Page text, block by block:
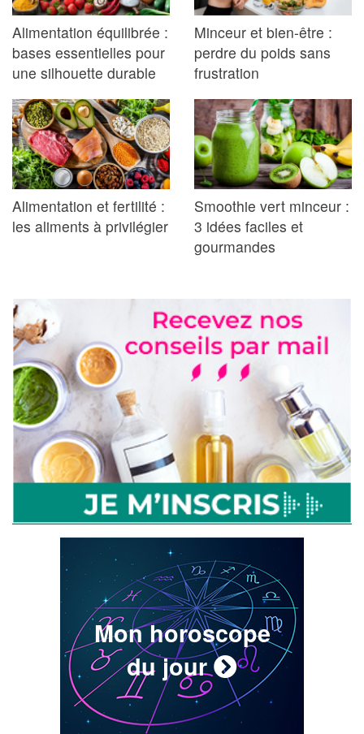
Alimentation équilibrée :
bases essentielles pour
une silhouette durable
Minceur et bien-être :
perdre du poids sans
frustration
Alimentation et fertilité :
les aliments à privilégier
Smoothie vert minceur :
3 idées faciles et
gourmandes
Mon horoscope
du jour